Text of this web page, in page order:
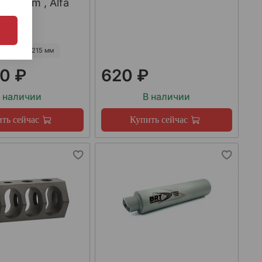
, Alfa
215 мм
₽
наличии
сейчас
620 ₽
В наличии
Купить сейчас